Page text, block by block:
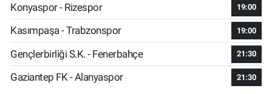
Konyaspor - Rizespor
19:00
Kasımpaşa - Trabzonspor 19:00
Gençlerbirliği S.K. - Fenerbahçe 21:30
Gaziantep FK - Alanyaspor 21:30